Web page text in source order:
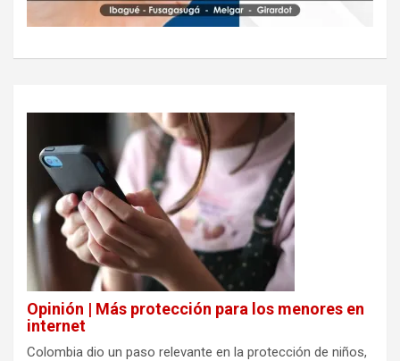
Opinión | Más protección para los menores en
internet
Colombia dio un paso relevante en la protección de niños,